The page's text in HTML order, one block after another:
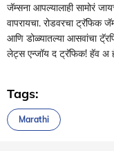
जॅम्सना आपल्यालाही सामोरं
वापरायचा. रोडवरचा ट्रॅफिक
आणि डोळ्यातल्या आसवांचा
लेट्स एन्जॉय द ट्रॅफिक! हॅव अ
Tags:
Marathi